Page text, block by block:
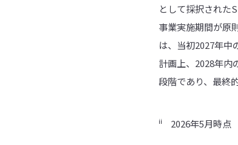
として採択された
事業実施期間が原
は、当初2027年中
計画上、2028年内
段階であり、最終
ii 2026年5月時点